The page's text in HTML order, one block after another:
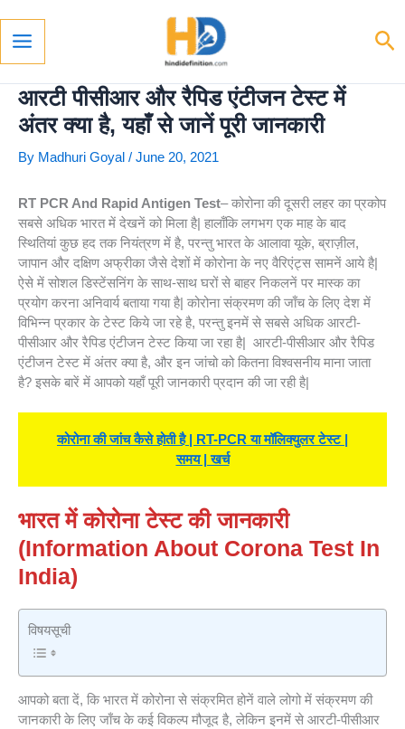
Content
Main
Menu
आरटी पीसीआर और रैपिड एंटीजन टेस्ट में
अंतर क्या है, यहाँ से जानें पूरी जानकारी
By Madhuri Goyal / June 20, 2021
RT PCR And Rapid Antigen Test– कोरोना की दूसरी लहर का प्रकोप
सबसे अधिक भारत में देखनें को मिला है| हालाँकि लगभग एक माह के बाद
स्थितियां कुछ हद तक नियंत्रण में है, परन्तु भारत के आलावा यूके, ब्राज़ील,
जापान और दक्षिण अफ्रीका जैसे देशों में कोरोना के नए वैरिएंट्स सामनें आये है|
ऐसे में सोशल डिस्टेंसनिंग के साथ-साथ घरों से बाहर निकलनें पर मास्क का
प्रयोग करना अनिवार्य बताया गया है| कोरोना संक्रमण की जाँच के लिए देश में
विभिन्न प्रकार के टेस्ट किये जा रहे है, परन्तु इनमें से सबसे अधिक आरटी-
पीसीआर और रैपिड एंटीजन टेस्ट किया जा रहा है| आरटी-पीसीआर और रैपिड
एंटीजन टेस्ट में अंतर क्या है, और इन जांचो को कितना विश्वसनीय माना जाता
है? इसके बारें में आपको यहाँ पूरी जानकारी प्रदान की जा रही है|
कोरोना की जांच कैसे होती है | RT-PCR या मॉलिक्युलर टेस्ट |
समय | खर्च
भारत में कोरोना टेस्ट की जानकारी
(Information About Corona Test In
India)
विषयसूची
आपको बता दें, कि भारत में कोरोना से संक्रमित होनें वाले लोगो में संक्रमण की
जानकारी के लिए जाँच के कई विकल्प मौजूद है, लेकिन इनमें से आरटी-पीसीआर